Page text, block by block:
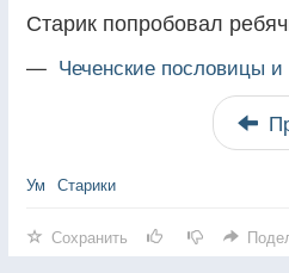
Старик попробовал
— Чеченские пословицы и
Ум Старики
Сохранить